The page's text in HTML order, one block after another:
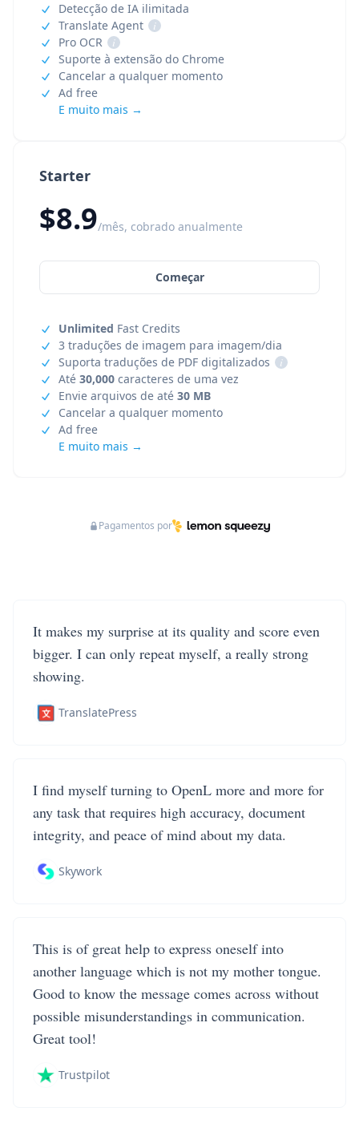
Starter
$8.9/mês, cobrado anualmente
Começar
Unlimited Fast Credits
3 traduções de imagem para imagem/dia
Suporta traduções de PDF digitalizados
i
Até 30,000 caracteres de uma vez
Envie arquivos de até 30 MB
Cancelar a qualquer momento
Ad free
E muito mais →
Detecção de IA ilimitada
Translate Agent
i
Pro OCR
i
Suporte à extensão do Chrome
Cancelar a qualquer momento
Ad free
E muito mais →
Pagamentos por
It makes my surprise at its quality and score even
bigger. I can only repeat myself, a really strong
showing.
TranslatePress
I find myself turning to OpenL more and more for
any task that requires high accuracy, document
integrity, and peace of mind about my data.
Skywork
This is of great help to express oneself into
another language which is not my mother tongue.
Good to know the message comes across without
possible misunderstandings in communication.
Great tool!
Trustpilot